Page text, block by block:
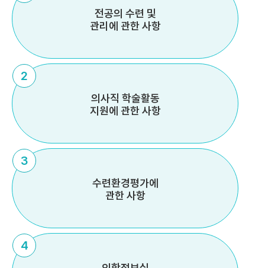
전공의 수련 및
관리에 관한 사항
2
의사직 학술활동
지원에 관한 사항
3
수련환경평가에
관한 사항
4